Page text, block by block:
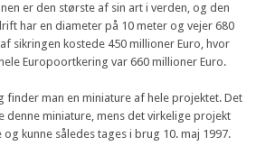
er den største af sin art i verden, og den
har en diameter på 10 meter og vejer 680
sikringen kostede 450 millioner Euro, hvor
Europoortkering var 660 millioner Euro.
finder man en miniature af hele projektet. Det
denne miniature, mens det virkelige projekt
kunne således tages i brug 10. maj 1997.